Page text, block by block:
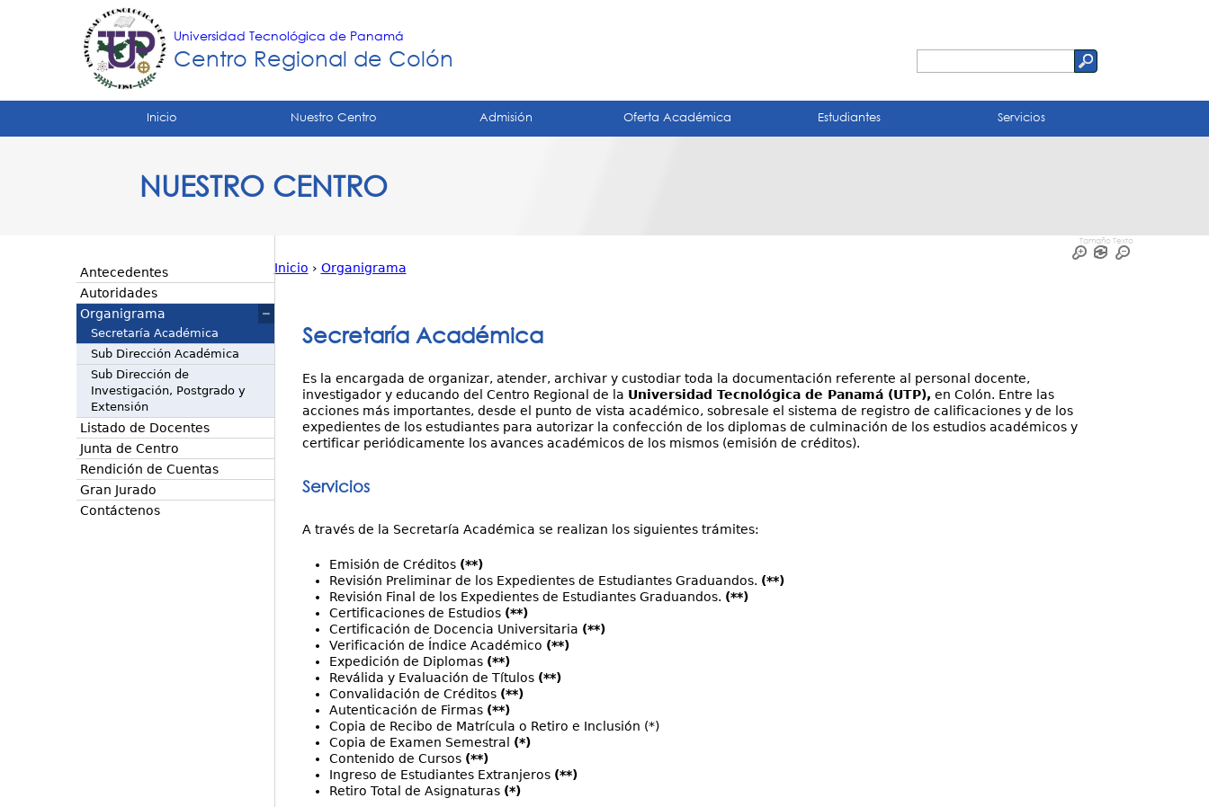
Universidad Tecnológica de Panamá
Centro Regional de Colón
Principal
Inicio Nuestro Centro Admisión Oferta Académica Estudiantes Servicios
NUESTRO CENTRO
Tamaño Texto
está
Inicio › Organigrama
Secretaría Académica
Es la encargada de organizar, atender, archivar y custodiar toda la documentación referente al personal docente,
investigador y educando del Centro Regional de la Universidad Tecnológica de Panamá (UTP), en Colón. Entre las
acciones más importantes, desde el punto de vista académico, sobresale el sistema de registro de calificaciones y de los
expedientes de los estudiantes para autorizar la confección de los diplomas de culminación de los estudios académicos y
certificar periódicamente los avances académicos de los mismos (emisión de créditos).
Servicios
A través de la Secretaría Académica se realizan los siguientes trámites:
Emisión de Créditos (**)
Revisión Preliminar de los Expedientes de Estudiantes Graduandos. (**)
Revisión Final de los Expedientes de Estudiantes Graduandos. (**)
Certificaciones de Estudios (**)
Certificación de Docencia Universitaria (**)
Verificación de Índice Académico (**)
Expedición de Diplomas (**)
Reválida y Evaluación de Títulos (**)
Convalidación de Créditos (**)
Autenticación de Firmas (**)
Copia de Recibo de Matrícula o Retiro e Inclusión (*)
Copia de Examen Semestral (*)
Contenido de Cursos (**)
Ingreso de Estudiantes Extranjeros (**)
Retiro Total de Asignaturas (*)
Antecedentes
Autoridades
Organigrama
Secretaría Académica
Sub Dirección Académica
Sub Dirección de
Investigación, Postgrado y
Extensión
Listado de Docentes
Junta de Centro
Rendición de Cuentas
Gran Jurado
Contáctenos